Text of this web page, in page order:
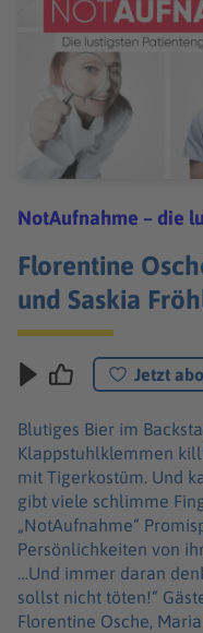
NotAufnahme – die
Florentine
und Saskia
Jetzt
Blutiges Bier im
Klappstuhlklemmen
mit Tigerkostüm. Und
gibt viele schlimme
„NotAufnahme“
Persönlichkeiten von
…Und immer daran
sollst nicht töten!“ Gäste in dieser Podcast-Folge:
Florentine Osche,